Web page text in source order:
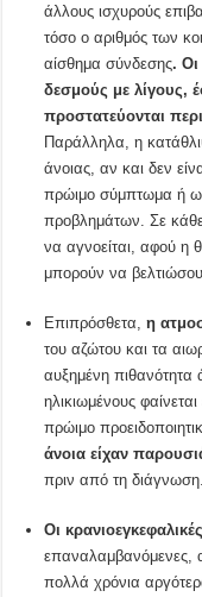
άλλους ισχυρούς
τόσο ο αριθμός των
αίσθημα σύνδεσης.
δεσμούς με λίγους,
προστατεύονται
Παράλληλα, η
άνοιας, αν και δεν
πρώιμο σύμπτωμα ή
προβλημάτων. Σε
να αγνοείται, αφού η
μπορούν να
Επιπρόσθετα,η
του αζώτου και τα
αυξημένη
ηλικιωμένους
πρώιμο
άνοια είχαν
πριν από τη διάγνωση.
Οι
επαναλαμβανόμενες,
πολλά χρόνια